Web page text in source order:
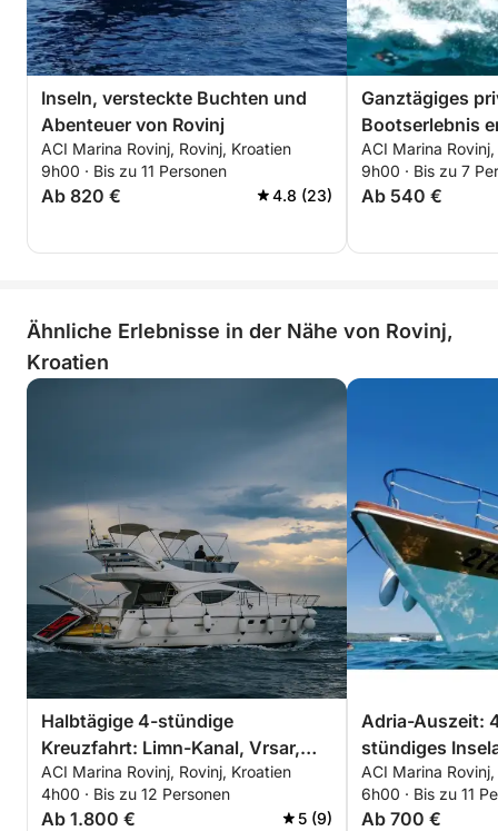
Inseln, versteckte Buchten und
Abenteuer von Rovinj
ACI Marina Rovinj, Rovinj, Kroatien
9h00 · Bis zu 11 Personen
Ab 820 € 4.8 (23)
Ganztägiges
Bootserlebnis
istrischen Küste
ACI Marina
9h00 · Bis zu 7
Ab 540 €
Ähnliche Erlebnisse in der Nähe von Rovinj,
Kroatien
Halbtägige 4-stündige
Kreuzfahrt: Limn-Kanal, Vrsar,
Crveni Otok und mehr mit
Getränken und Snacks
ACI Marina Rovinj, Rovinj, Kroatien
4h00 · Bis zu 12 Personen
Ab 1.800 € 5 (9)
Adria-Auszeit:
stündiges
Schwimmen,
ACI Marina
6h00 · Bis zu 11
Ab 700 €